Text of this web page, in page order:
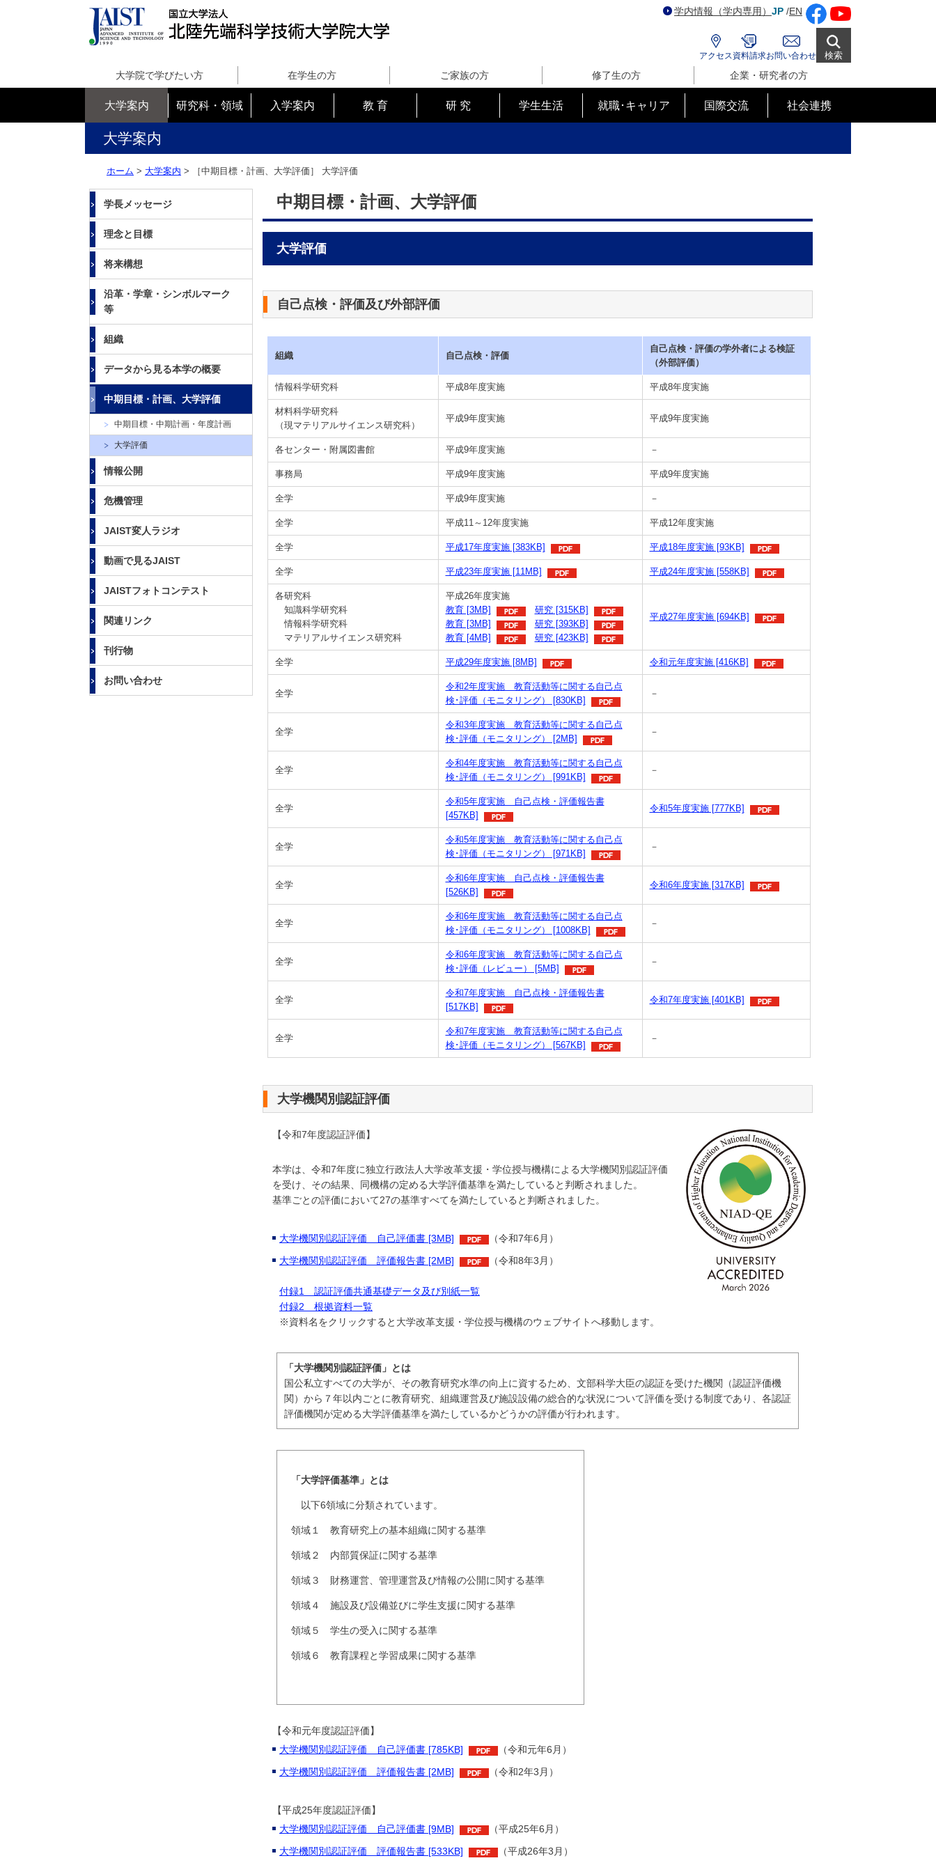
端
科
学
技
術
大
院
大
学
学内情報（学内専用） JP /EN
アクセス 資料請求お問い合わせ 検索
大学院で学びたい方 在学生の方 ご家族の方 修了生の方 企業・研究者の方
大学案内 研究科・領域 入学案内 教 育 研 究 学生生活 就職･キャリア 国際交流 社会連携
大学案内
ホーム > 大学案内 > ［中期目標・計画、大学評価］ 大学評価
学長メッセージ
理念と目標
将来構想
沿革・学章・シンボルマーク
等
組織
データから見る本学の概要
中期目標・計画、大学評価
中期目標・中期計画・年度計画
大学評価
情報公開
危機管理
JAIST変人ラジオ
動画で見るJAIST
JAISTフォトコンテスト
関連リンク
刊行物
お問い合わせ
中期目標・計画、大学評価
大学評価
自己点検・評価及び外部評価
組織 自己点検・評価
自己点検・評価の学外者による検証
（外部評価）
情報科学研究科 平成8年度実施 平成8年度実施
材料科学研究科
（現マテリアルサイエンス研究科）
平成9年度実施 平成9年度実施
各センター・附属図書館 平成9年度実施 －
事務局 平成9年度実施 平成9年度実施
全学 平成9年度実施 －
全学 平成11～12年度実施 平成12年度実施
全学 平成17年度実施 [383KB] 平成18年度実施 [93KB]
全学 平成23年度実施 [11MB] 平成24年度実施 [558KB]
各研究科
知識科学研究科
情報科学研究科
マテリアルサイエンス研究科
平成26年度実施
教育 [3MB]
研究 [315KB]
教育 [3MB]
研究 [393KB]
教育 [4MB]
研究 [423KB]
平成27年度実施 [694KB]
全学 平成29年度実施 [8MB] 令和元年度実施 [416KB]
全学
令和2年度実施 教育活動等に関する自己点
検･評価（モニタリング） [830KB]
－
全学
令和3年度実施 教育活動等に関する自己点
検･評価（モニタリング） [2MB]
－
全学
令和4年度実施 教育活動等に関する自己点
検･評価（モニタリング） [991KB]
－
全学
令和5年度実施 自己点検・評価報告書
[457KB]
令和5年度実施 [777KB]
全学
令和5年度実施 教育活動等に関する自己点
検･評価（モニタリング） [971KB]
－
全学
令和6年度実施 自己点検・評価報告書
[526KB]
令和6年度実施 [317KB]
全学
令和6年度実施 教育活動等に関する自己点
検･評価（モニタリング） [1008KB]
－
全学
令和6年度実施 教育活動等に関する自己点
検･評価（レビュー） [5MB]
－
全学
令和7年度実施 自己点検・評価報告書
[517KB]
令和7年度実施 [401KB]
全学
令和7年度実施 教育活動等に関する自己点
検･評価（モニタリング） [567KB]
－
大学機関別認証評価
【令和7年度認証評価】
本学は、令和7年度に独立行政法人大学改革支援・学位授与機構による大学機関別認証評価
を受け、その結果、同機構の定める大学評価基準を満たしていると判断されました。
基準ごとの評価において27の基準すべてを満たしていると判断されました。
大学機関別認証評価 自己評価書 [3MB]
（令和7年6月）
大学機関別認証評価 評価報告書 [2MB]
（令和8年3月）
付録1 認証評価共通基礎データ及び別紙一覧
付録2 根拠資料一覧
※資料名をクリックすると大学改革支援・学位授与機構のウェブサイトへ移動します。
「大学機関別認証評価」とは
国公私立すべての大学が、その教育研究水準の向上に資するため、文部科学大臣の認証を受けた機関（認証評価機
関）から７年以内ごとに教育研究、組織運営及び施設設備の総合的な状況について評価を受ける制度であり、各認証
評価機関が定める大学評価基準を満たしているかどうかの評価が行われます。
「大学評価基準」とは
以下6領域に分類されています。
領域１ 教育研究上の基本組織に関する基準
領域２ 内部質保証に関する基準
領域３ 財務運営、管理運営及び情報の公開に関する基準
領域４ 施設及び設備並びに学生支援に関する基準
領域５ 学生の受入に関する基準
領域６ 教育課程と学習成果に関する基準
【令和元年度認証評価】
大学機関別認証評価 自己評価書 [785KB]
（令和元年6月）
大学機関別認証評価 評価報告書 [2MB]
（令和2年3月）
【平成25年度認証評価】
大学機関別認証評価 自己評価書 [9MB]
（平成25年6月）
大学機関別認証評価 評価報告書 [533KB]
（平成26年3月）